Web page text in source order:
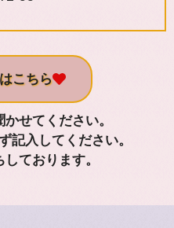
こちら
せてください。
記入してください。
ております。